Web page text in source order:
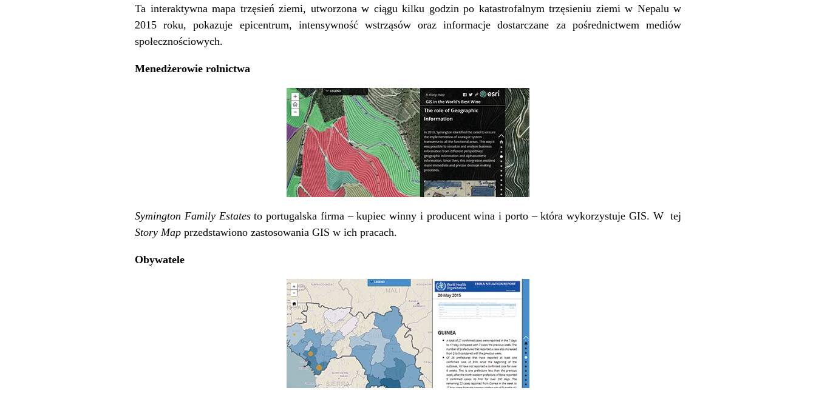
Ta interaktywna mapa trzęsień ziemi, utworzona w ciągu kilku godzin po katastrofalnym trzęsieniu ziemi w Nepalu w
2015 roku, pokazuje epicentrum, intensywność wstrząsów oraz informacje dostarczane za pośrednictwem mediów
społecznościowych.
Menedżerowie rolnictwa
Symington Family Estatesto portugalska firma – kupiec winny i producent wina i porto – która wykorzystuje GIS. W tej
Story Map przedstawiono zastosowania GIS w ich pracach.
Obywatele